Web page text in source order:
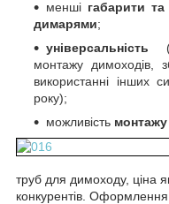
менші габарити та
димарями;
універсальність
монтажу димоходів,
використанні інших
року);
можливість монтажу
труб для димоходу, ціна
конкурентів.